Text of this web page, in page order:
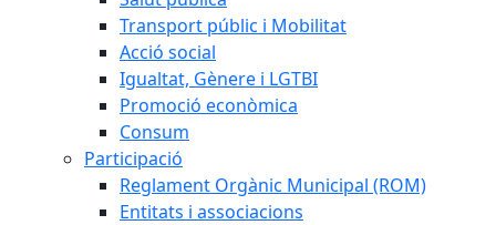
Transport públic i Mobilitat
Acció social
Igualtat, Gènere i LGTBI
Promoció econòmica
Consum
Participació
Reglament Orgànic Municipal (ROM)
Entitats i associacions